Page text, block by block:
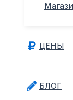
ЦЕНЫ
БЛОГ